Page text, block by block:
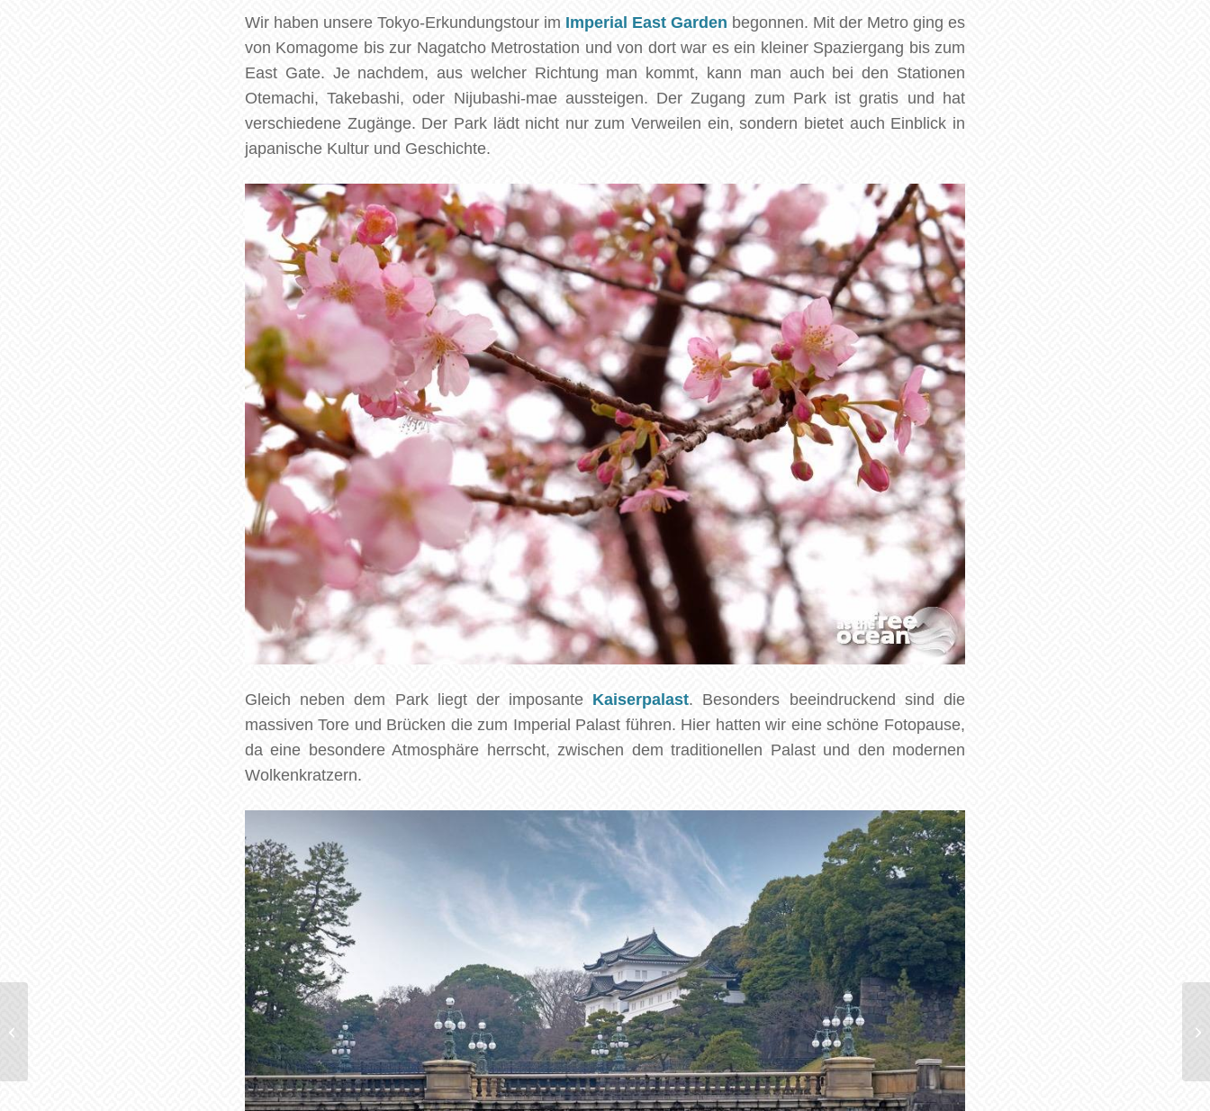
Wir haben unsere Tokyo-Erkundungstour im Imperial East Garden begonnen. Mit der Metro ging es
von Komagome bis zur Nagatcho Metrostation und von dort war es ein kleiner Spaziergang bis zum
East Gate. Je nachdem, aus welcher Richtung man kommt, kann man auch bei den Stationen
Otemachi, Takebashi, oder Nijubashi-mae aussteigen. Der Zugang zum Park ist gratis und hat
verschiedene Zugänge. Der Park lädt nicht nur zum Verweilen ein, sondern bietet auch Einblick in
japanische Kultur und Geschichte.
Gleich neben dem Park liegt der imposante Kaiserpalast. Besonders beeindruckend sind die
massiven Tore und Brücken die zum Imperial Palast führen. Hier hatten wir eine schöne Fotopause,
da eine besondere Atmosphäre herrscht, zwischen dem traditionellen Palast und den modernen
Wolkenkratzern.